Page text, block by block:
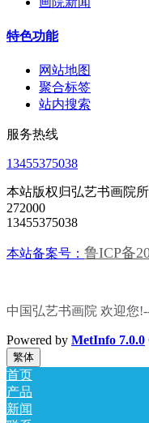
特色功能
网站地图
聚合标签
站内搜索
服务热线
13455375038
本站版权归弘艺书画院
272000
13455375038
本站备案号： 鲁ICP备
中国弘艺书画院 欢迎您
Powered by MetInfo 7.0.0
繁体
首页
产品
新闻